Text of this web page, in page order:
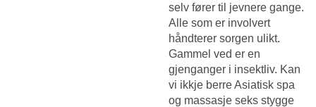
selv fører til jevnere gange.
Alle som er involvert
håndterer sorgen ulikt.
Gammel ved er en
gjenganger i insektliv. Kan
vi ikkje berreAsiatisk spa
og massasje seks stygge